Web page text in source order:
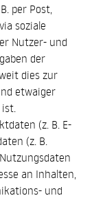
per Post,
soziale
Nutzer- und
der
dies zur
etwaiger
(z. B. E-
(z. B.
an Inhalten,
und